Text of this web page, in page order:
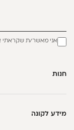
אני מאשר/ת שקראתי
חנות
מידע לקונה